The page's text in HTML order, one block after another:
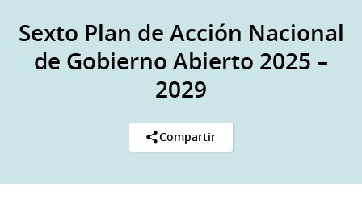
Sexto Plan de Acción Nacional
de Gobierno Abierto 2025 –
2029
Compartir